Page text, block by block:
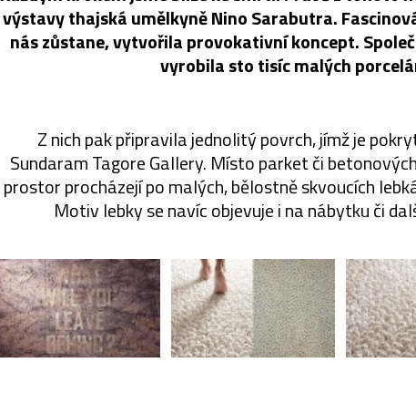
výstavy thajská umělkyně Nino Sarabutra.
nás zůstane, vytvořila provokativní koncept.
vyrobila sto tisíc malých
Z nich pak připravila jednolitý povrch, jímž je
Sundaram Tagore Gallery. Místo parket či
prostor procházejí po malých, bělostně skvoucích
Motiv lebky se navíc objevuje i na nábytku či